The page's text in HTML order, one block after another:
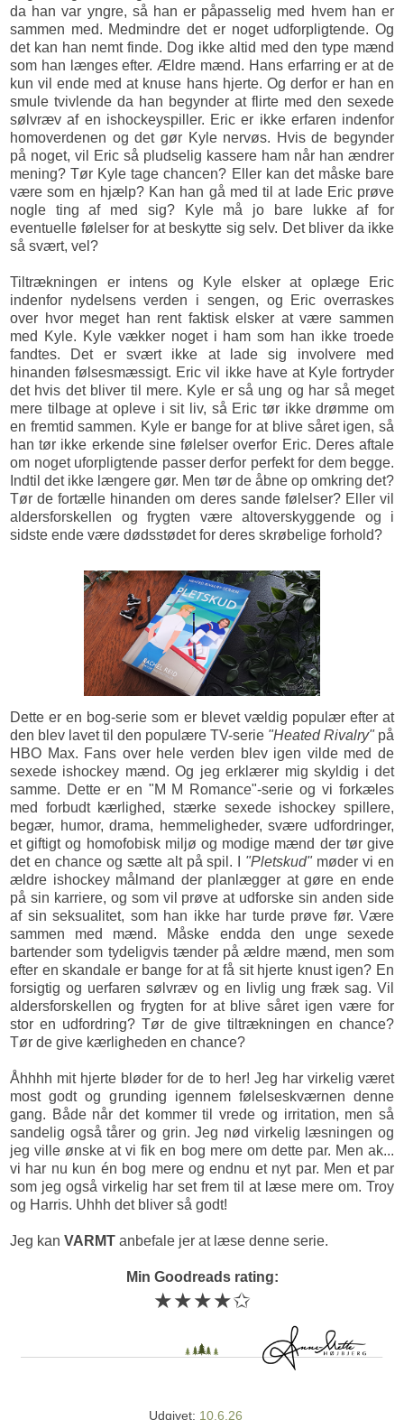
da han var yngre, så han er påpasselig med hvem han er
sammen med. Medmindre det er noget udforpligtende. Og
det kan han nemt finde. Dog ikke altid med den type mænd
som han længes efter. Ældre mænd. Hans erfarring er at de
kun vil ende med at knuse hans hjerte. Og derfor er han en
smule tvivlende da han begynder at flirte med den sexede
sølvræv af en ishockeyspiller. Eric er ikke erfaren indenfor
homoverdenen og det gør Kyle nervøs. Hvis de begynder
på noget, vil Eric så pludselig kassere ham når han ændrer
mening? Tør Kyle tage chancen? Eller kan det måske bare
være som en hjælp? Kan han gå med til at lade Eric prøve
nogle ting af med sig? Kyle må jo bare lukke af for
eventuelle følelser for at beskytte sig selv. Det bliver da ikke
så svært, vel?
Tiltrækningen er intens og Kyle elsker at oplæge Eric
indenfor nydelsens verden i sengen, og Eric overraskes
over hvor meget han rent faktisk elsker at være sammen
med Kyle. Kyle vækker noget i ham som han ikke troede
fandtes. Det er svært ikke at lade sig involvere med
hinanden følsesmæssigt. Eric vil ikke have at Kyle fortryder
det hvis det bliver til mere. Kyle er så ung og har så meget
mere tilbage at opleve i sit liv, så Eric tør ikke drømme om
en fremtid sammen. Kyle er bange for at blive såret igen, så
han tør ikke erkende sine følelser overfor Eric. Deres aftale
om noget uforpligtende passer derfor perfekt for dem begge.
Indtil det ikke længere gør. Men tør de åbne op omkring det?
Tør de fortælle hinanden om deres sande følelser? Eller vil
aldersforskellen og frygten være altoverskyggende og i
sidste ende være dødsstødet for deres skrøbelige forhold?
Dette er en bog-serie som er blevet vældig populær efter at
den blev lavet til den populære TV-serie "Heated Rivalry"på
HBO Max. Fans over hele verden blev igen vilde med de
sexede ishockey mænd. Og jeg erklærer mig skyldig i det
samme. Dette er en "M M Romance"-serie og vi forkæles
med forbudt kærlighed, stærke sexede ishockey spillere,
begær, humor, drama, hemmeligheder, svære udfordringer,
et giftigt og homofobisk miljø og modige mænd der tør give
det en chance og sætte alt på spil. I "Pletskud"møder vi en
ældre ishockey målmand der planlægger at gøre en ende
på sin karriere, og som vil prøve at udforske sin anden side
af sin seksualitet, som han ikke har turde prøve før. Være
sammen med mænd. Måske endda den unge sexede
bartender som tydeligvis tænder på ældre mænd, men som
efter en skandale er bange for at få sit hjerte knust igen? En
forsigtig og uerfaren sølvræv og en livlig ung fræk sag. Vil
aldersforskellen og frygten for at blive såret igen være for
stor en udfordring? Tør de give tiltrækningen en chance?
Tør de give kærligheden en chance?
Åhhhh mit hjerte bløder for de to her! Jeg har virkelig været
most godt og grunding igennem følelseskværnen denne
gang. Både når det kommer til vrede og irritation, men så
sandelig også tårer og grin. Jeg nød virkelig læsningen og
jeg ville ønske at vi fik en bog mere om dette par. Men ak...
vi har nu kun én bog mere og endnu et nyt par. Men et par
som jeg også virkelig har set frem til at læse mere om. Troy
og Harris. Uhhh det bliver så godt!
Jeg kan VARMT anbefale jer at læse denne serie.
Min Goodreads rating:
★★★★✩
Udgivet: 10.6.26